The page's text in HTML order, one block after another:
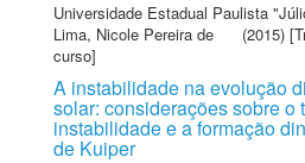
Universidade Estadual Paulista
Lima, Nicole Pereira de
(2015)
curso]
A instabilidade na evolução
solar: considerações sobre o
instabilidade e a formação
de Kuiper